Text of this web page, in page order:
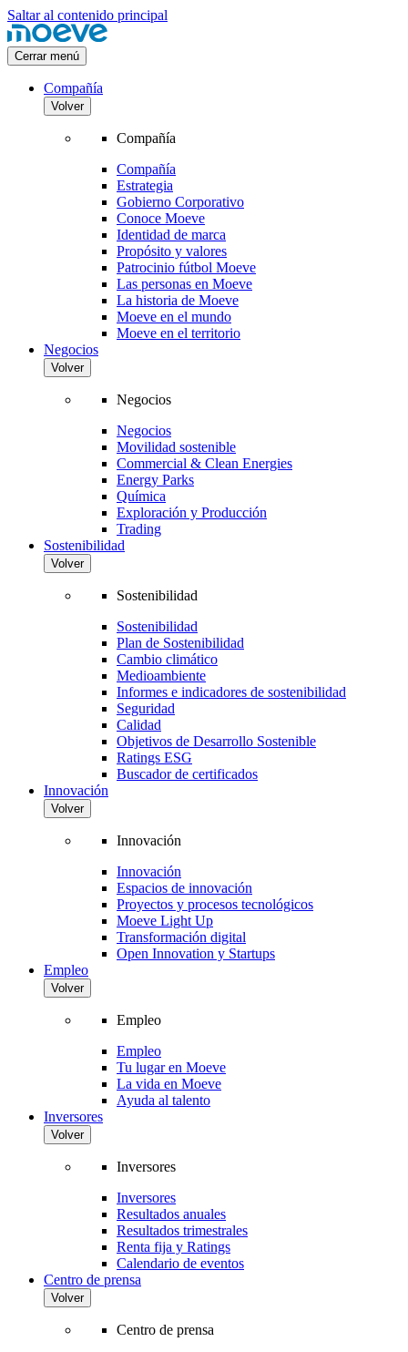
Saltar al contenido principal
Cerrar menú
Compañía
Volver
Compañía
Compañía
Estrategia
Gobierno Corporativo
Conoce Moeve
Identidad de marca
Propósito y valores
Patrocinio fútbol Moeve
Las personas en Moeve
La historia de Moeve
Moeve en el mundo
Moeve en el territorio
Negocios
Volver
Negocios
Negocios
Movilidad sostenible
Commercial & Clean Energies
Energy Parks
Química
Exploración y Producción
Trading
Sostenibilidad
Volver
Sostenibilidad
Sostenibilidad
Plan de Sostenibilidad
Cambio climático
Medioambiente
Informes e indicadores de sostenibilidad
Seguridad
Calidad
Objetivos de Desarrollo Sostenible
Ratings ESG
Buscador de certificados
Innovación
Volver
Innovación
Innovación
Espacios de innovación
Proyectos y procesos tecnológicos
Moeve Light Up
Transformación digital
Open Innovation y Startups
Empleo
Volver
Empleo
Empleo
Tu lugar en Moeve
La vida en Moeve
Ayuda al talento
Inversores
Volver
Inversores
Inversores
Resultados anuales
Resultados trimestrales
Renta fija y Ratings
Calendario de eventos
Centro de prensa
Volver
Centro de prensa